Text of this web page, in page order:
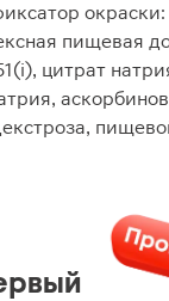
пищевая
цитрат